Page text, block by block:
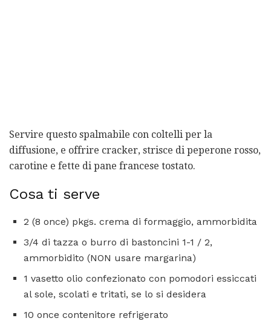
Servire questo spalmabile con coltelli per la
diffusione, e offrire cracker, strisce di peperone rosso,
carotine e fette di pane francese tostato.
Cosa ti serve
2 (8 once) pkgs. crema di formaggio, ammorbidita
3/4 di tazza o burro di bastoncini 1-1 / 2,
ammorbidito (NON usare margarina)
1 vasetto olio confezionato con pomodori essiccati
al sole, scolati e tritati, se lo si desidera
10 once contenitore refrigerato